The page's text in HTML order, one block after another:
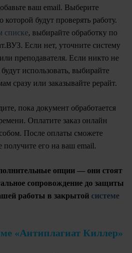
ваш email. Выберите
будут проверять работу.
списке, выбирайте обработку по
Если нет, уточните систему
преподавателя. Если никто не
использовать, выбирайте
сразу или заказывайте рерайт.
пока документ обработается
Оплатите заказ онлайн
После оплаты сможете
получите его на ваш email.
опции — они стоят
сопровождение до защиты
работы в закрытой системе
«Антиплагиат Киллер»